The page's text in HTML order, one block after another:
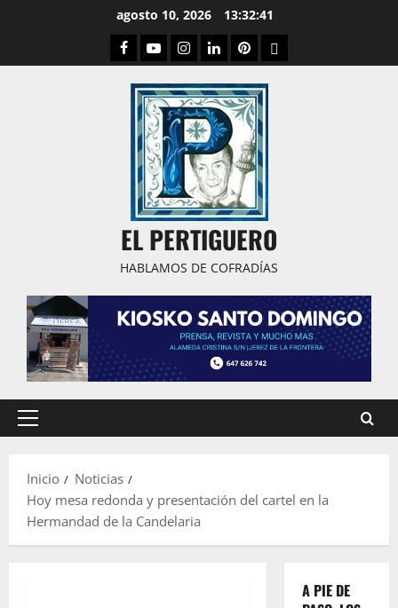
agosto 10, 2026 13:32:42
Facebook
YoutubeInstagram
LinkedPinterestDribbble
EL PERTIGUERO
HABLAMOS DE COFRADÍAS
Menú
Inicio
Noticias
Hoy mesa redonda y presentación del cartel en la
Hermandad de la Candelaria
A PIE DE